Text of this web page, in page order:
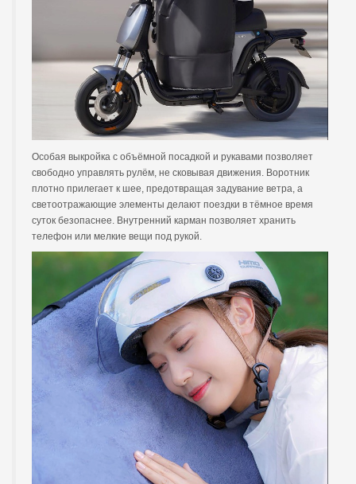
Особая выкройка с объёмной посадкой и рукавами позволяет
свободно управлять рулём, не сковывая движения. Воротник
плотно прилегает к шее, предотвращая задувание ветра, а
светоотражающие элементы делают поездки в тёмное время
суток безопаснее. Внутренний карман позволяет хранить
телефон или мелкие вещи под рукой.